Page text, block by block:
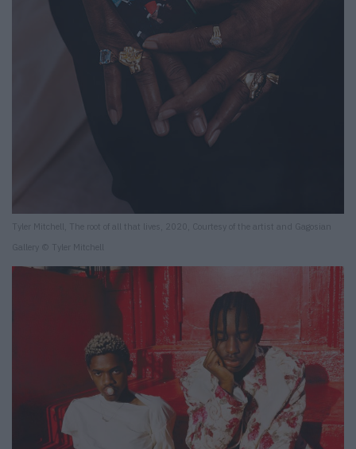
Tyler Mitchell, The root of all that lives, 2020, Courtesy of the artist and Gagosian
Gallery © Tyler Mitchell